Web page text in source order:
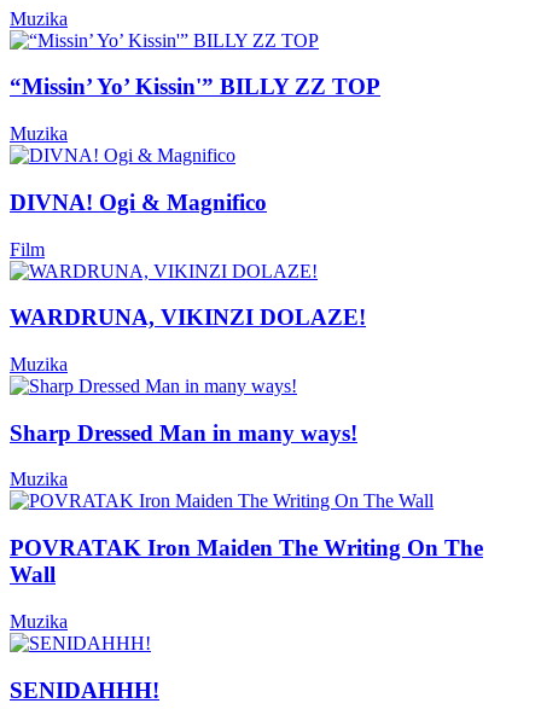
Muzika
“Missin’ Yo’ Kissin'” BILLY ZZ TOP
Muzika
DIVNA! Ogi & Magnifico
Film
WARDRUNA, VIKINZI DOLAZE!
Muzika
Sharp Dressed Man in many ways!
Muzika
POVRATAK Iron Maiden The Writing On The
Wall
Muzika
SENIDAHHH!